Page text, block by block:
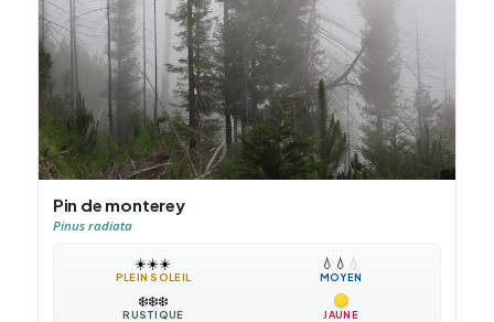
Pin de monterey
Pinus radiata
☀️☀️☀️
PLEIN SOLEIL
💧 💧 💧
MOYEN
❄️❄️❄️
RUSTIQUE JAUNE